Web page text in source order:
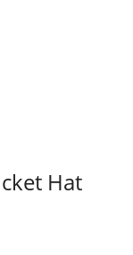
Hat